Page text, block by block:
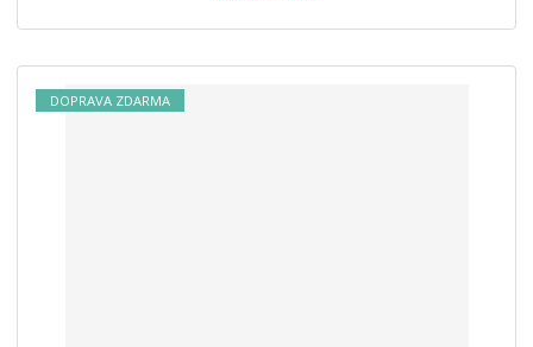
DOPRAVA ZDARMA